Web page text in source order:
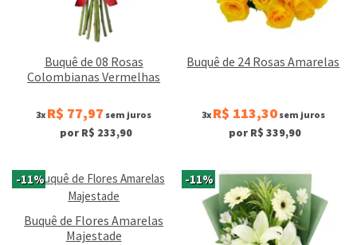
Buquê de 08 Rosas
Colombianas Vermelhas
3x R$ 77,97 sem juros
por R$ 233,90
Buquê de 24 Rosas Amarelas
3x R$ 113,30sem juros
por R$ 339,90
-11%
Buquê de Flores Amarelas
Majestade
-11%